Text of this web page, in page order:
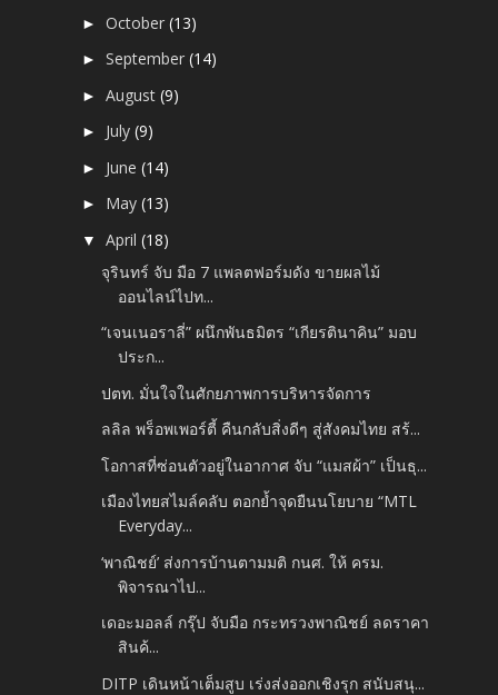
►October(13)
►September(14)
►August(9)
► July(9)
► June(14)
► May(13)
▼April(18)
จุรินทร์ จับ มือ 7 แพลตฟอร์มดัง ขายผลไม้
ออนไลน์ไปท...
“เจนเนอราลี่” ผนึกพันธมิตร “เกียรตินาคิน” มอบ
ประก...
ปตท. มั่นใจในศักยภาพการบริหารจัดการ
ลลิล พร็อพเพอร์ตี้ คืนกลับสิ่งดีๆ สู่สังคมไทย สร้...
โอกาสที่ซ่อนตัวอยู่ในอากาศ จับ “แมสผ้า” เป็นธุ...
เมืองไทยสไมล์คลับ ตอกย้ำจุดยืนนโยบาย “MTL
Everyday...
‘พาณิชย์’ ส่งการบ้านตามมติ กนศ. ให้ ครม.
พิจารณาไป...
เดอะมอลล์ กรุ๊ป จับมือ กระทรวงพาณิชย์ ลดราคา
สินค้...
DITP เดินหน้าเต็มสูบ เร่งส่งออกเชิงรุก สนับสนุ...